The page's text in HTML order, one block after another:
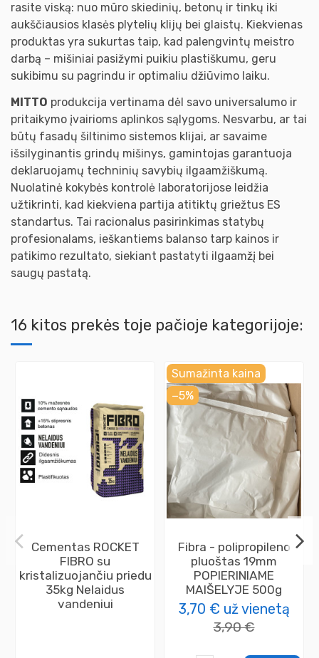
rasite viską: nuo mūro skiedinių, betonų ir tinkų iki
aukščiausios klasės plytelių klijų bei glaistų. Kiekvienas
produktas yra sukurtas taip, kad palengvintų meistro
darbą – mišiniai pasižymi puikiu plastiškumu, geru
sukibimu su pagrindu ir optimaliu džiūvimo laiku.
MITTO produkcija vertinama dėl savo universalumo ir
pritaikymo įvairioms aplinkos sąlygoms. Nesvarbu, ar tai
būtų fasadų šiltinimo sistemos klijai, ar savaime
išsilyginantis grindų mišinys, gamintojas garantuoja
deklaruojamų techninių savybių ilgaamžiškumą.
Nuolatinė kokybės kontrolė laboratorijose leidžia
užtikrinti, kad kiekviena partija atitiktų griežtus ES
standartus. Tai racionalus pasirinkimas statybų
profesionalams, ieškantiems balanso tarp kainos ir
patikimo rezultato, siekiant pastatyti ilgaamžį bei
saugų pastatą.
16 kitos prekės toje pačioje kategorijoje:
Cementas ROCKET
FIBRO su
kristalizuojančiu priedu
35kg Nelaidus
vandeniui
Sumažinta kaina
−5%
Fibra - polipropileno
pluoštas 19mm
POPIERINIAME
MAIŠELYJE 500g
3,70 € už vienetą
3,90 €